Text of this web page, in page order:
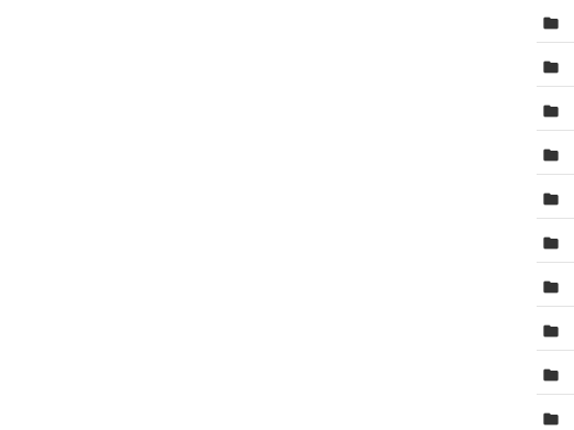
folder
folder
folder
folder
folder
folder
folder
folder
folder
folder